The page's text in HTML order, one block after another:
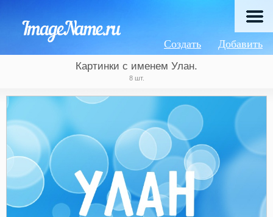
Добавить
Создать
Картинки с именем Улан.
8 шт.